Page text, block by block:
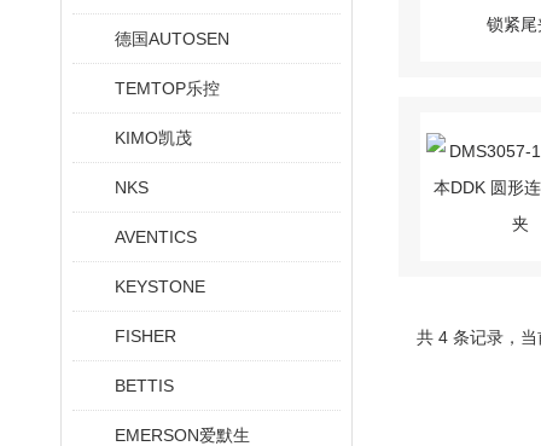
德国AUTOSEN
TEMTOP乐控
KIMO凯茂
NKS
AVENTICS
KEYSTONE
FISHER
BETTIS
EMERSON爱默生
共 4 条记录，